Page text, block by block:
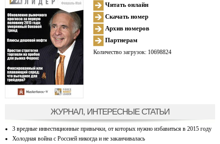
Читать онлайн
Скачать номер
Архив номеров
Партнерам
Количество загрузок: 10698824
ЖУРНАЛ, ИНТЕРЕСНЫЕ СТАТЬИ
3 вредные инвестиционные привычки, от которых нужно избавиться в 2015 году
Холодная война с Россией никогда и не заканчивалась